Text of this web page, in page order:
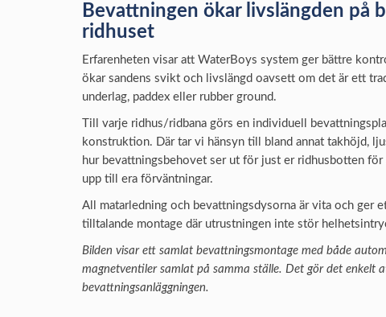
Bevattningen ökar livslängden på
ridhuset
Erfarenheten visar att WaterBoys system ger bättre
ökar sandens svikt och livslängd oavsett om det är ett
underlag, paddex eller rubber ground.
Till varje ridhus/ridbana görs en individuell
konstruktion. Där tar vi hänsyn till bland annat takhöjd,
hur bevattningsbehovet ser ut för just er ridhusbotten
upp till era förväntningar.
All matarledning och bevattningsdysorna är vita och ger
tilltalande montage där utrustningen inte stör
Bilden visar ett samlat bevattningsmontage med både
magnetventiler samlat på samma ställe. Det gör det enkelt
bevattningsanläggningen.